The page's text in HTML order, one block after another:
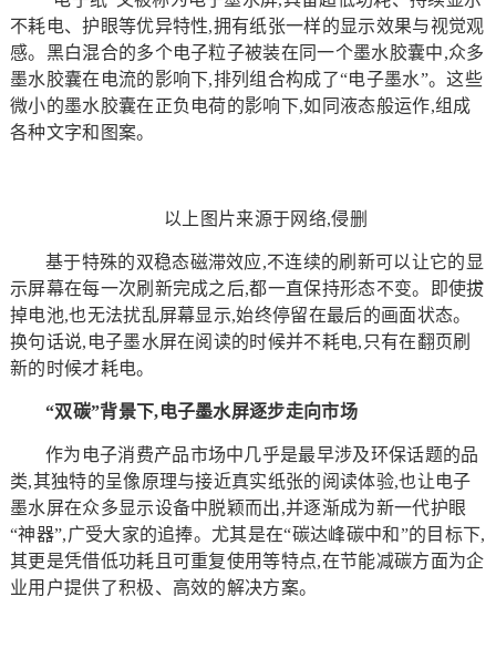
不耗电、护眼等优异特性,拥有纸张一样的显示效果与视觉观
感。黑白混合的多个电子粒子被装在同一个墨水胶囊中,众多
墨水胶囊在电流的影响下,排列组合构成了“电子墨水”。这些
微小的墨水胶囊在正负电荷的影响下,如同液态般运作,组成
各种文字和图案。
以上图片来源于网络,侵删
基于特殊的双稳态磁滞效应,不连续的刷新可以让它的显
示屏幕在每一次刷新完成之后,都一直保持形态不变。即使拔
掉电池,也无法扰乱屏幕显示,始终停留在最后的画面状态。
换句话说,电子墨水屏在阅读的时候并不耗电,只有在翻页刷
新的时候才耗电。
“双碳”背景下,电子墨水屏逐步走向市场
作为电子消费产品市场中几乎是最早涉及环保话题的品
类,其独特的呈像原理与接近真实纸张的阅读体验,也让电子
墨水屏在众多显示设备中脱颖而出,并逐渐成为新一代护眼
“神器”,广受大家的追捧。尤其是在“碳达峰碳中和”的目标下,
其更是凭借低功耗且可重复使用等特点,在节能减碳方面为企
业用户提供了积极、高效的解决方案。